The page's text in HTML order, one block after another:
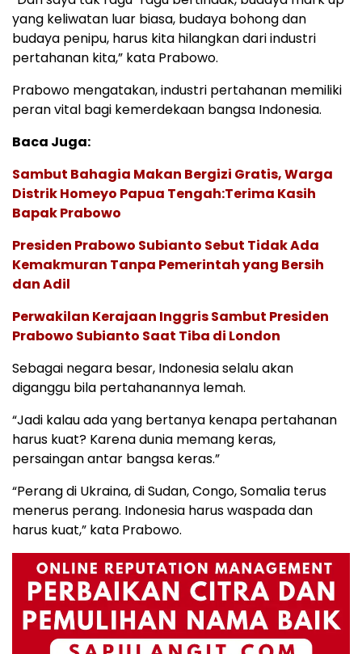
yang keliwatan luar biasa, budaya bohong dan
budaya penipu, harus kita hilangkan dari industri
pertahanan kita,” kata Prabowo.
Prabowo mengatakan, industri pertahanan memiliki
peran vital bagi kemerdekaan bangsa Indonesia.
Baca Juga:
Sambut Bahagia Makan Bergizi Gratis, Warga
Distrik Homeyo Papua Tengah:Terima Kasih
Bapak Prabowo
Presiden Prabowo Subianto Sebut Tidak Ada
Kemakmuran Tanpa Pemerintah yang Bersih
dan Adil
Perwakilan Kerajaan Inggris Sambut Presiden
Prabowo Subianto Saat Tiba di London
Sebagai negara besar, Indonesia selalu akan
diganggu bila pertahanannya lemah.
“Jadi kalau ada yang bertanya kenapa pertahanan
harus kuat? Karena dunia memang keras,
persaingan antar bangsa keras.”
“Perang di Ukraina, di Sudan, Congo, Somalia terus
menerus perang. Indonesia harus waspada dan
harus kuat,” kata Prabowo.